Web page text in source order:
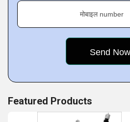
मोबाइल number
Featured Products